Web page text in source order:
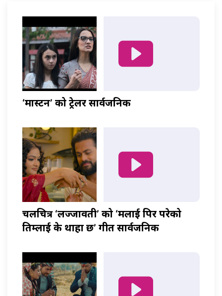
‘मास्टर्नी’ को ट्रेलर सार्वजनिक
चलचित्र ‘लज्जावती’ को ‘मलाई पिर परेको
तिम्लाई के थाहा छ’ गीत सार्वजनिक